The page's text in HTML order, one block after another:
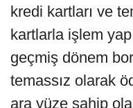
kredi kartları ve
kartlarla işlem
geçmiş dönem
temassız olarak
ara yüze sahip